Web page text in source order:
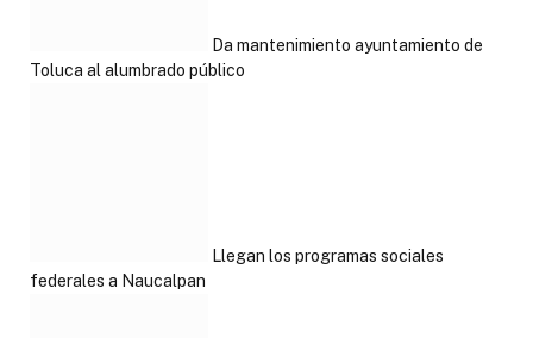
Da mantenimiento ayuntamiento de
Toluca al alumbrado público
Llegan los programas sociales
federales a Naucalpan